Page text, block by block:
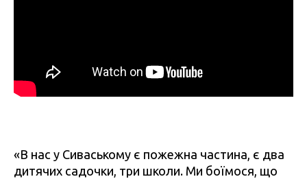
«В нас у Сиваському є пожежна частина, є два
дитячих садочки, три школи. Ми боїмося, що